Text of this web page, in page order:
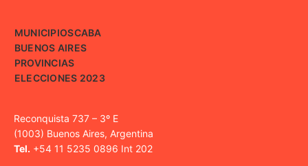
MUNICIPIOSCABA
BUENOS AIRES
PROVINCIAS
ELECCIONES 2023
Reconquista 737 – 3º E
(1003) Buenos Aires, Argentina
Tel. +54 11 5235 0896 Int 202